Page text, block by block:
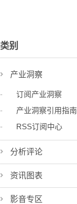
类别
产业洞察
订阅产业洞察
产业洞察引用指南
RSS订阅中心
分析评论
资讯图表
影音专区